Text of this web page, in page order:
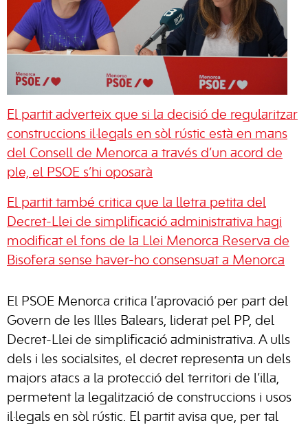
El partit adverteix que si la decisió de regularitzar
construccions il·legals en sòl rústic està en mans
del Consell de Menorca a través d’un acord de
ple, el PSOE s’hi oposarà
El partit també critica que la lletra petita del
Decret-Llei de simplificació administrativa hagi
modificat el fons de la Llei Menorca Reserva de
Bisofera sense haver-ho consensuat a Menorca
El PSOE Menorca critica l’aprovació per part del
Govern de les Illes Balears, liderat pel PP, del
Decret-Llei de simplificació administrativa. A ulls
dels i les socialsites, el decret representa un dels
majors atacs a la protecció del territori de l’illa,
permetent la legalització de construccions i usos
il·legals en sòl rústic. El partit avisa que, per tal